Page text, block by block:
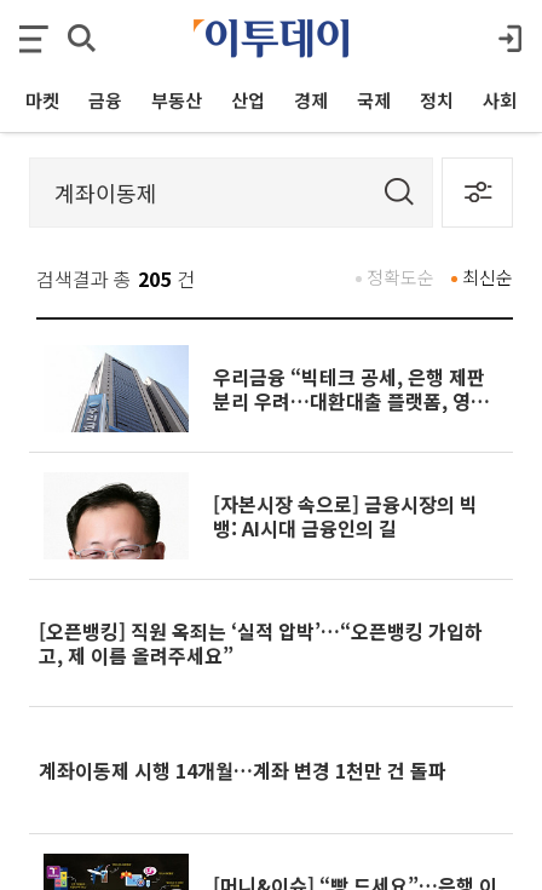
마켓 금융 부동산 산업 경제 국제 정치 사회
검색결과 총 205 건 최신순
정확도순
우리금융 “빅테크 공세, 은행 제판
분리 우려…대환대출 플랫폼, 영향
[자본시장 속으로] 금융시장의 빅
뱅: AI시대 금융인의 길
[오픈뱅킹] 직원 옥죄는 ‘실적 압박’…“오픈뱅킹 가입하
고, 제 이름 올려주세요”
계좌이동제 시행 14개월…계좌 변경 1천만 건 돌파